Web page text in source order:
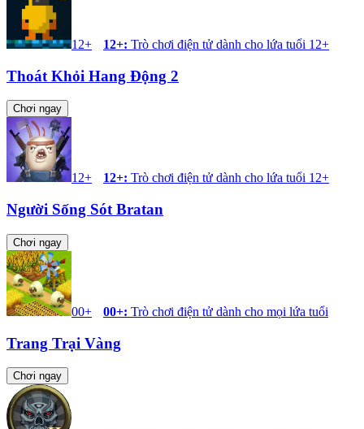
12+ 12+: Trò chơi điện tử dành cho lứa tuổi 12+
Thoát Khỏi Hang Động 2
Chơi ngay
12+ 12+: Trò chơi điện tử dành cho lứa tuổi 12+
Người Sống Sót Bratan
Chơi ngay
00+ 00+: Trò chơi điện tử dành cho mọi lứa tuổi
Trang Trại Vàng
Chơi ngay